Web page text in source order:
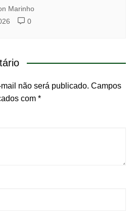
Marinho
0
não será publicado. Campos
com *